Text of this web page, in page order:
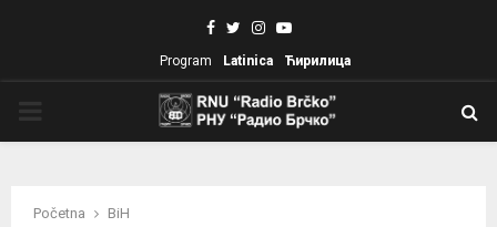
Facebook
TwitterInstagram
Youtube
Program Latinica Ћирилица
Početna
BiH